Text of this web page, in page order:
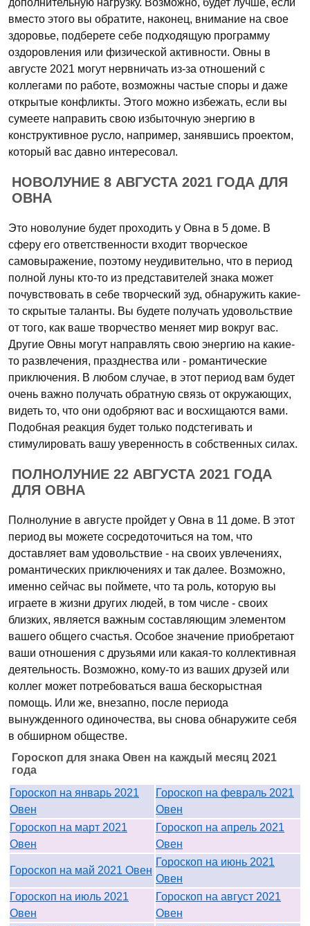
дополнительную нагрузку. Возможно, будет лучше, если
вместо этого вы обратите, наконец, внимание на свое
здоровье, подберете себе подходящую программу
оздоровления или физической активности. Овны в
августе 2021 могут нервничать из-за отношений с
коллегами по работе, возможны частые споры и даже
открытые конфликты. Этого можно избежать, если вы
сумеете направить свою избыточную энергию в
конструктивное русло, например, занявшись проектом,
который вас давно интересовал.
НОВОЛУНИЕ 8 АВГУСТА 2021 ГОДА ДЛЯ
ОВНА
Это новолуние будет проходить у Овна в 5 доме. В
сферу его ответственности входит творческое
самовыражение, поэтому неудивительно, что в период
полной луны кто-то из представителей знака может
почувствовать в себе творческий зуд, обнаружить какие-
то скрытые таланты. Вы будете получать удовольствие
от того, как ваше творчество меняет мир вокруг вас.
Другие Овны могут направлять свою энергию на какие-
то развлечения, празднества или - романтические
приключения. В любом случае, в этот период вам будет
очень важно получать обратную связь от окружающих,
видеть то, что они одобряют вас и восхищаются вами.
Подобная реакция будет только подстегивать и
стимулировать вашу уверенность в собственных силах.
ПОЛНОЛУНИЕ 22 АВГУСТА 2021 ГОДА
ДЛЯ ОВНА
Полнолуние в августе пройдет у Овна в 11 доме. В этот
период вы можете сосредоточиться на том, что
доставляет вам удовольствие - на своих увлечениях,
романтических приключениях и так далее. Возможно,
именно сейчас вы поймете, что та роль, которую вы
играете в жизни других людей, в том числе - своих
близких, является важным составляющим элементом
вашего общего счастья. Особое значение приобретают
ваши отношения с друзьями или какая-то коллективная
деятельность. Возможно, кому-то из ваших друзей или
коллег может потребоваться ваша бескорыстная
помощь. Или же, внезапно, после периода
вынужденного одиночества, вы снова обнаружите себя
в обширном обществе.
Гороскоп для знака Овен на каждый месяц 2021
года
Гороскоп на январь 2021
Овен
Гороскоп на февраль 2021
Овен
Гороскоп на март 2021
Овен
Гороскоп на апрель 2021
Овен
Гороскоп на май 2021 Овен
Гороскоп на июнь 2021
Овен
Гороскоп на июль 2021
Овен
Гороскоп на август 2021
Овен